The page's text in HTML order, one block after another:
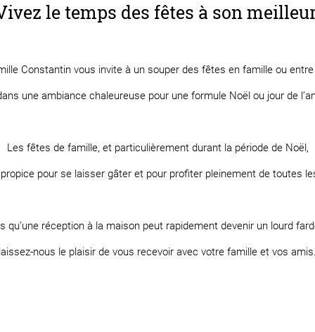
le temps des fêtes à son
Constantin vous invite à un souper des fêtes en famille ou
une ambiance chaleureuse pour une formule Noël ou jour de
Les fêtes de famille, et particulièrement durant la période de Noël,
pour se laisser gâter et pour profiter pleinement de toutes
qu’une réception à la maison peut rapidement devenir un lourd
nous le plaisir de vous recevoir avec votre famille et vos